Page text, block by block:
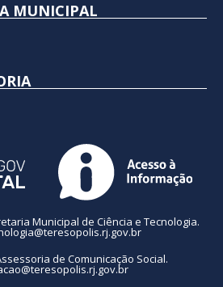
MUNICIPAL
Municipal de Ciência e Tecnologia.
de Comunicação Social.